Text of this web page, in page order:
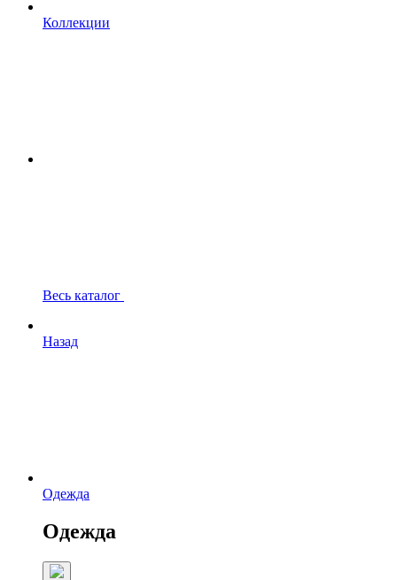
Коллекции
Весь каталог
Назад
Одежда
Одежда